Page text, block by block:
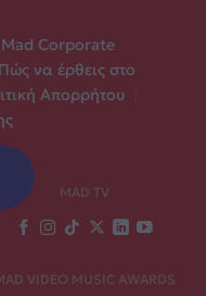
Mad Corporate
Πώς να έρθεις στο
Απορρήτου
MAD TV
VIDEO MUSIC AWARDS